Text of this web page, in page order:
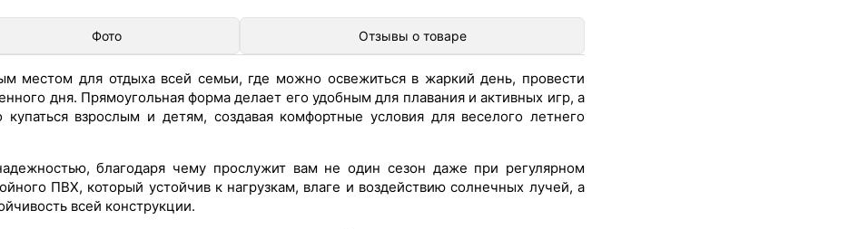
Фото Отзывы о товаре
местом для отдыха всей семьи, где можно освежиться в жаркий день, провести
дня. Прямоугольная форма делает его удобным для плавания и активных игр, а
купаться взрослым и детям, создавая комфортные условия для веселого летнего
благодаря чему прослужит вам не один сезон даже при регулярном
ПВХ, который устойчив к нагрузкам, влаге и воздействию солнечных лучей, а
всей конструкции.